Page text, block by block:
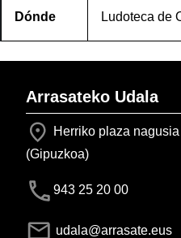
Dónde Ludoteca de
Arrasateko Udala
Herriko plaza
(Gipuzkoa)
943 25 20 00
udala@arrasate.eus